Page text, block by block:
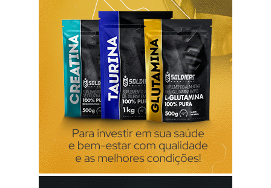
pequena, usando o Fingertip Unit ( confira o post ), uma a
duas aplicações por dia, os estudos revelam que é
suficiente este número de aplicações. O creme ou pomad...